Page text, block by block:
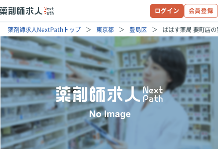
ログイン 会員登録
薬剤師求人NextPathトップ 東京都 豊島区 ぱぱす薬局 要町店